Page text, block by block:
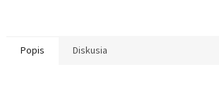
Popis Diskusia